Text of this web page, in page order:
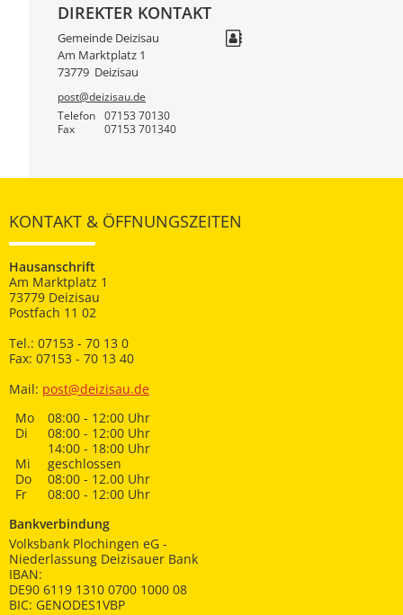
DIREKTER KONTAKT
Gemeinde Deizisau
Am Marktplatz 1
73779 Deizisau
post@deizisau.de
Telefon
07153 70130
Fax 07153 701340
KONTAKT & ÖFFNUNGSZEITEN
Hausanschrift
Am Marktplatz 1
73779 Deizisau
Postfach 11 02
Tel.: 07153 - 70 13 0
Fax: 07153 - 70 13 40
Mail: post@deizisau.de
Mo
08:00 - 12:00 Uhr
Di
08:00 - 12:00 Uhr
14:00 - 18:00 Uhr
Mi
geschlossen
Do
08:00 - 12.00 Uhr
Fr
08:00 - 12:00 Uhr
Bankverbindung
Volksbank Plochingen eG -
Niederlassung Deizisauer Bank
IBAN:
DE90 6119 1310 0700 1000 08
BIC: GENODES1VBP